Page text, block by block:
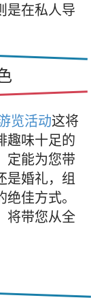
是在私人导
览活动这将
趣味十足的
定能为您带
是婚礼，组
佳方式。
将带您从全